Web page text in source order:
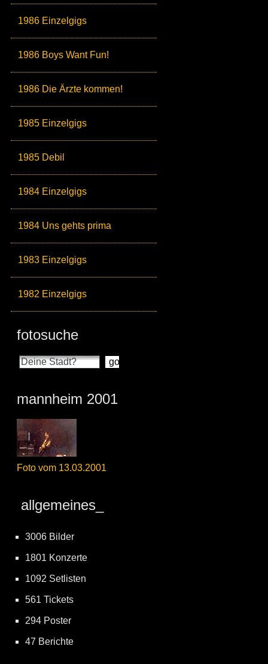
1986 Einzelgigs
1986 Boys Want Fun!
1986 Die Ärzte kommen!
1985 Einzelgigs
1985 Debil
1984 Einzelgigs
1984 Uns gehts prima
1983 Einzelgigs
1982 Einzelgigs
fotosuche
mannheim 2001
Foto vom 13.03.2001
allgemeines_
3006 Bilder
1801 Konzerte
1092 Setlisten
561 Tickets
294 Poster
47 Berichte